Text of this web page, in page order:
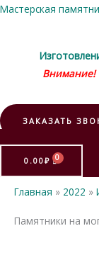
Мастерская
Внимание!
ЗАКАЗАТЬ
0.00₽
Главная 2022
Памятники на